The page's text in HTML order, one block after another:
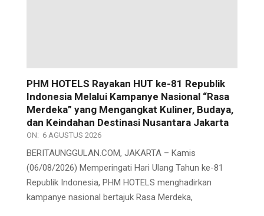
PHM HOTELS Rayakan HUT ke-81 Republik
Indonesia Melalui Kampanye Nasional “Rasa
Merdeka” yang Mengangkat Kuliner, Budaya,
dan Keindahan Destinasi Nusantara Jakarta
ON: 6 AGUSTUS 2026
BERITAUNGGULAN.COM, JAKARTA – Kamis
(06/08/2026) Memperingati Hari Ulang Tahun ke-81
Republik Indonesia, PHM HOTELS menghadirkan
kampanye nasional bertajuk Rasa Merdeka,